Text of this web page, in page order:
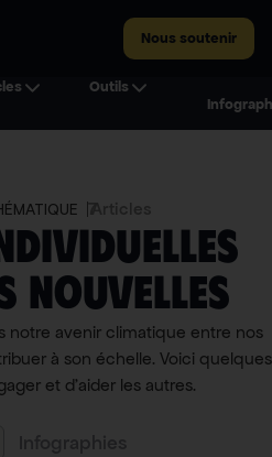
Nous soutenir
Outils
nouvelles
notre avenir climatique entre nos
à son échelle. Voici quelques
et d’aider les autres.